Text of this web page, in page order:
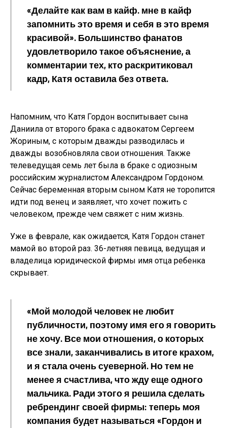
«Делайте как вам в кайф. мне в кайф
запомнить это время и себя в это время
красивой». Большинство фанатов
удовлетворило такое объяснение, а
комментарии тех, кто раскритиковал
кадр, Катя оставила без ответа.
Напомним, что Катя Гордон воспитывает сына
Даниила от второго брака с адвокатом Сергеем
Жориным, с которым дважды разводилась и
дважды возобновляла свои отношения. Также
телеведущая семь лет была в браке с одиозным
российским журналистом Александром Гордоном.
Сейчас беременная вторым сыном Катя не торопится
идти под венец и заявляет, что хочет пожить с
человеком, прежде чем свяжет с ним жизнь.
Уже в феврале, как ожидается, Катя Гордон станет
мамой во второй раз. 36-летняя певица, ведущая и
владелица юридической фирмы имя отца ребенка
скрывает.
«Мой молодой человек не любит
публичности, поэтому имя его я говорить
не хочу. Все мои отношения, о которых
все знали, заканчивались в итоге крахом,
и я стала очень суеверной. Но тем не
менее я счастлива, что жду еще одного
мальчика. Ради этого я решила сделать
ребрендинг своей фирмы: теперь моя
компания будет называться «Гордон и